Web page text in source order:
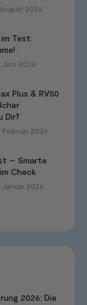
2026
Test:
Juni 2026
Plus & RV50
Dir?
Februar 2026
– Smarte
Check
Januar 2026
2026: Die